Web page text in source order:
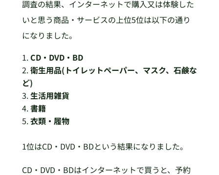
調査の結果、インターネットで購入又は体験した
いと思う商品・サービスの上位5位は以下の通り
になりました。
CD・DVD・BD
衛生用品( トイレットペーパー、マスク、石鹸な
ど)
生活用雑貨
書籍
衣類・履物
1位はCD・DVD・BDという結果になりました。
CD・DVD・BDはインターネットで買うと、予約